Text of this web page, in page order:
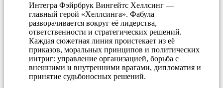
Интегра Фэйрбрук Вингейтс Хеллсинг —
главный герой «Хеллсинга». Фабула
разворачивается вокруг её лидерства,
ответственности и стратегических решений.
Каждая сюжетная линия проистекает из её
приказов, моральных принципов и политических
интриг: управление организацией, борьба с
внешними и внутренними врагами, дипломатия и
принятие судьбоносных решений.